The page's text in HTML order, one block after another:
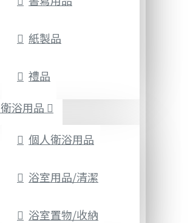
紙製品
禮品
衛浴用品
個人衛浴用品
浴室用品/清潔
浴室置物/收納